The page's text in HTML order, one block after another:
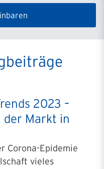
2023 –
der Markt in
Corona-Epidemie
vieles